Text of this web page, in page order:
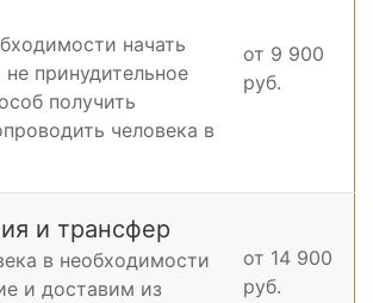
начать
принудительное
получить
человека в
от 9 900
руб.
и трансфер
в необходимости
и доставим из
от 14 900
руб.